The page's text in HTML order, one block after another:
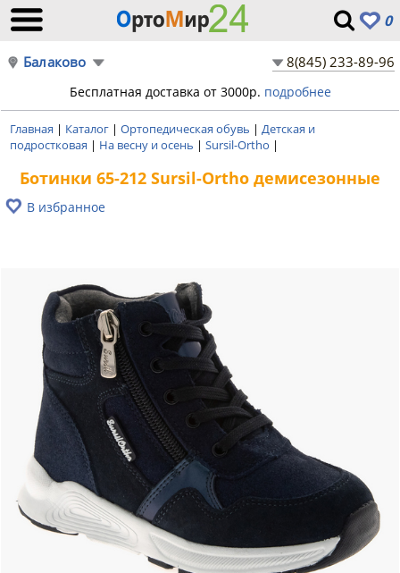
0
Балаково 8(845) 233-89-96
Бесплатная доставка от 3000р. подробнее
Главная | Каталог | Ортопедическая обувь | Детская и
подростковая | На весну и осень | Sursil-Ortho |
Ботинки 65-212 Sursil-Ortho демисезонные
В избранное